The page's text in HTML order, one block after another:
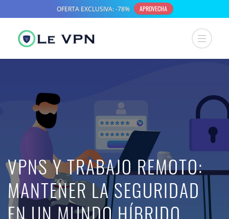
VPNS Y TRABAJO REMOTO:
MANTENER LA SEGURIDAD
EN UN MUNDO HÍBRIDO